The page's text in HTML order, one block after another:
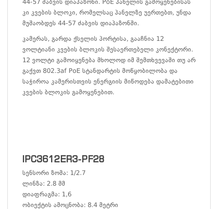
44-57 ძაბვის დიაპაზონი. PoE პანელის გამოყენებისას
კი კვების ბლოკი, რომელსაც პანელზე უერთებთ, უნდა
მუშაობდეს 44-57 ძაბვის დიაპაზონში.
კამერას, გარდა ქსელის პორტისა, გააჩნია 12
ვოლტიანი კვების ბლოკის შესაერთებელი კონექტორი.
12 ვოლტი გამოიყენება მხოლოდ იმ შემთხვევაში თუ არ
გაქვთ 802.3af PoE სტანდარტის მოწყობილობა და
საჭიროა კამერისთვის ენერგიის მიწოდება დამატებითი
კვების ბლოკის გამოყენებით.
IPC3612ER3-PF28
სენსორი ზომა: 1/2.7
ლინზა: 2.8 მმ
დიაფრაგმა: 1,6
ობიექტის ამოცნობა: 8.4 მეტრი